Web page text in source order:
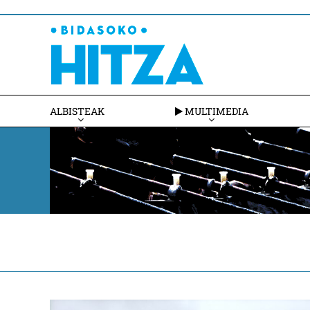
ALBISTEAK MULTIMEDIA